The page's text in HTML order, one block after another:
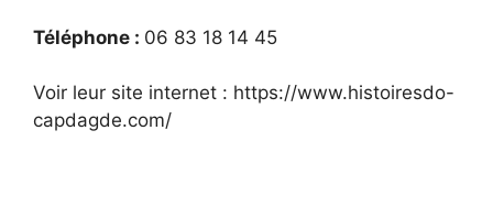
Téléphone : 06 83 18 14 45
Voir leur site internet : https://www.histoiresdo-
capdagde.com/